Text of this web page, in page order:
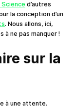
d’autres
la conception d’un
. Nous allons, ici,
ne pas manquer !
sur la
à une attente.